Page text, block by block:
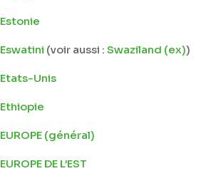
Estonie
Eswatini (voir aussi : Swaziland (ex))
Etats-Unis
Ethiopie
EUROPE (général)
EUROPE DE L’EST